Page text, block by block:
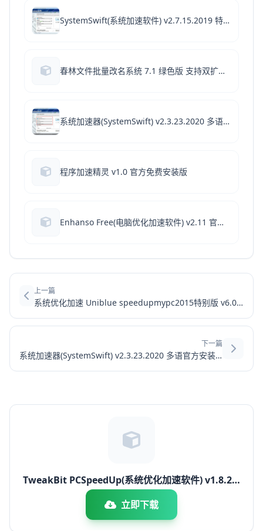
SystemSwift(系统加速软件) v2.7.15.2019 特别安装版(附安装教程+注册机)
春林文件批量改名系统 7.1 绿色版 支持双扩展名
系统加速器(SystemSwift) v2.3.23.2020 多语官方安装版
程序加速精灵 v1.0 官方免费安装版
Enhanso Free(电脑优化加速软件) v2.11 官方免费安装版
上一篇
系统优化加速 Uniblue speedupmypc2015特别版 v6.0.9.0 中文绿色版(附注册码)
下一篇
系统加速器(SystemSwift) v2.3.23.2020 多语官方安装版
TweakBit PCSpeedUp(系统优化加速软件) v1.8.2.2
立即下载